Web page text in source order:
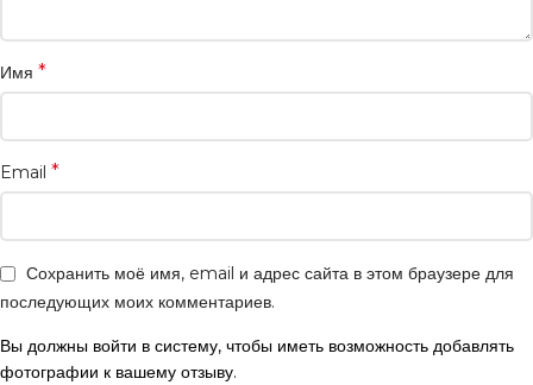
Имя *
Email *
Сохранить моё имя, email и адрес сайта в этом браузере для
последующих моих комментариев.
Вы должны войти в систему, чтобы иметь возможность добавлять
фотографии к вашему отзыву.